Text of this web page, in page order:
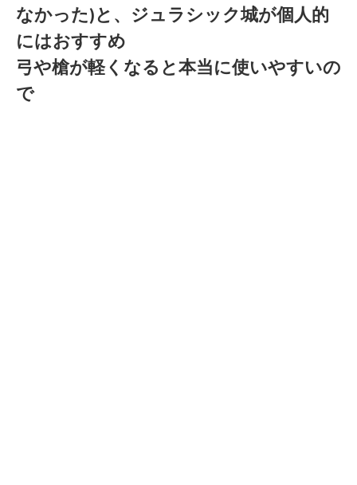
なかった)と、ジュラシック城が個人的
にはおすすめ
弓や槍が軽くなると本当に使いやすいの
で